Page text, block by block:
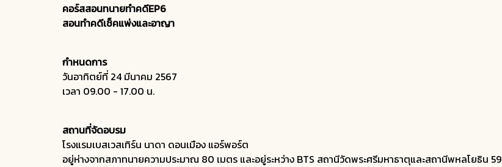
คอร์สสอนทนายทำคดีEP6
สอนทำคดีเช็คแพ่งและอาญา
กำหนดการ
วันอาทิตย์ที่ 24 มีนาคม 2567
เวลา 09.00 - 17.00 น.
สถานที่จัดอบรม
โรงแรมเบสเวสเทิร์น นาดา ดอนเมือง แอร์พอร์ต
อยู่ห่างจากสภาทนายความประมาณ 80 เมตร และอยู่ระหว่าง BTS สถานีวัดพระศรีมหาธาตุและสถานีพหลโยธิน 59